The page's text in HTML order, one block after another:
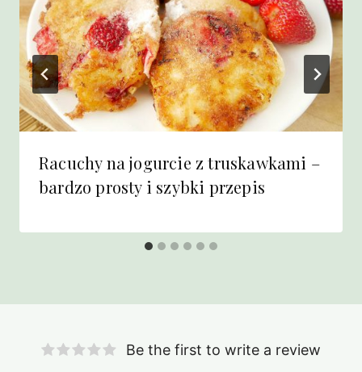
Racuchy na jogurcie z truskawkami –
bardzo prosty i szybki przepis
Be the first to write a review